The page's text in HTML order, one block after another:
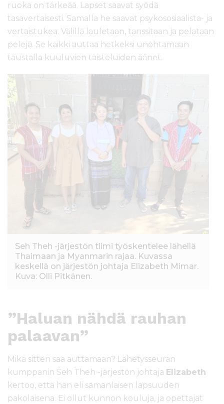
ruoka on tärkeää. Lapset saavat syödä
tasavertaisesti. Samalla he saavat psykososiaalista- ja
vertaistukea. Välillä lauletaan, tanssitaan ja pelataan
pelejä. Se kaikki auttaa hetkeksi unohtamaan
taustalla kuuluvien taisteluiden äänet.
Seh Theh -järjestön tiimi työskentelee lähellä
Thaimaan ja Myanmarin rajaa. Kuvassa
keskellä on järjestön johtaja Elizabeth Mimar.
Kuva: Olli Pitkänen.
”Haluan nähdä rauhan
palaavan”
Mikä sitten saa auttamaan? Lähetysseuran
kumppanin Seh Theh -järjestön johtaja Elizabeth
kertoo, että hän eli samanlaisen lapsuuden
pakolaisena. Ei ollut kunnon kouluja, ja opettajat